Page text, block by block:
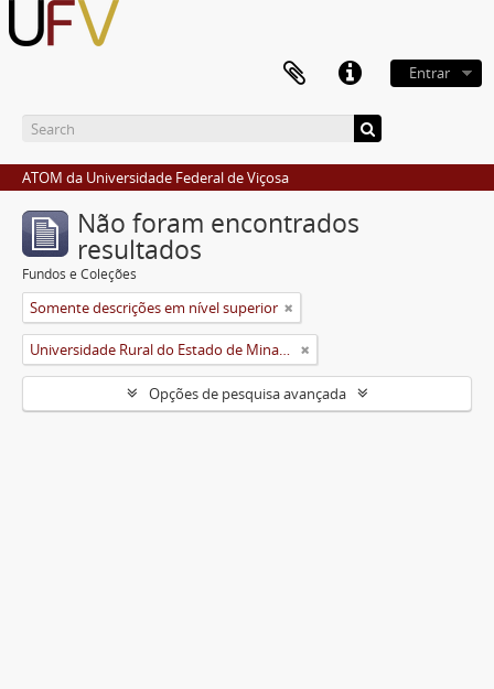
Entrar
ATOM da Universidade Federal de Viçosa
Não foram encontrados
resultados
Fundos e Coleções
Somente descrições em nível superior
Universidade Rural do Estado de Minas Gerais (Uremg)
Opções de pesquisa avançada